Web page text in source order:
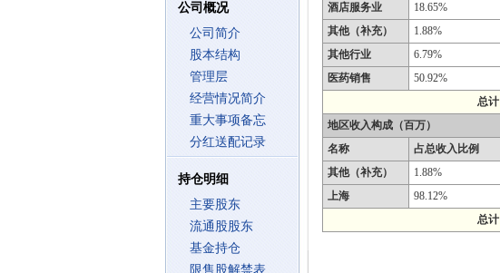
公司概况
公司简介
股本结构
管理层
经营情况简介
重大事项备忘
分红送配记录
持仓明细
主要股东
流通股股东
基金持仓
限售股解禁表
酒店服务业
18.65%
其他（补充）
1.88%
其他行业
6.79%
医药销售
50.92%
总计
地区收入构成（百万）
名称
占总收入比例
其他（补充）
1.88%
上海
98.12%
总计